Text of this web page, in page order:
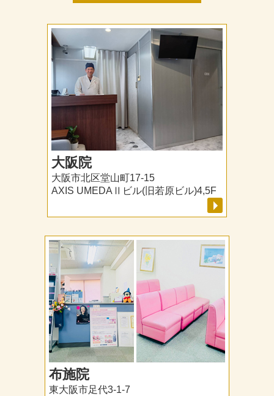
大阪院
大阪市北区堂山町17-15
AXIS UMEDAⅡビル(旧若原ビル)4,5F
布施院
東大阪市足代3-1-7